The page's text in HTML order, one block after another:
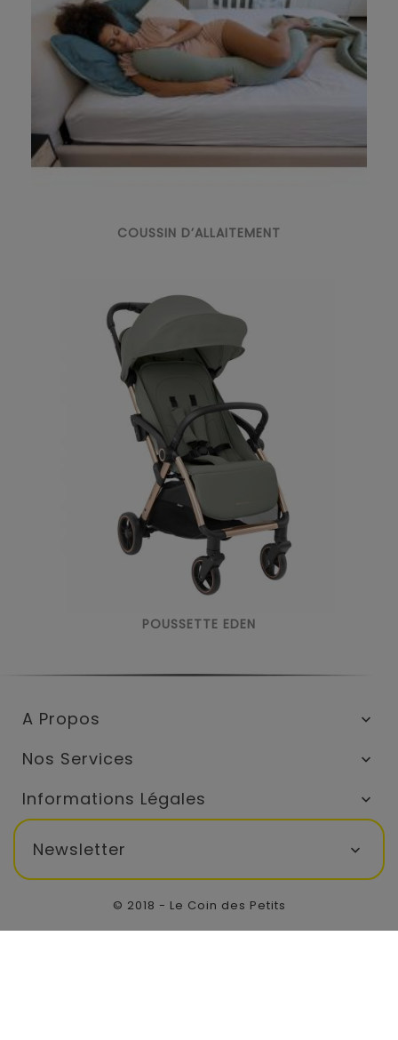
COUSSIN D’ALLAITEMENT
POUSSETTE EDEN
A Propos 
Nos Services 
Informations Légales 
Newsletter 
© 2018 - Le Coin des Petits